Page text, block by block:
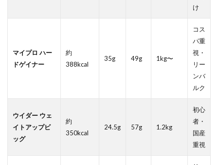
け
マイプロ ハー
ドゲイナー
約
388kcal
35g 49g 1kg〜
コス
パ重
視・
リー
ンバ
ルク
ウイダー ウェ
イトアップビ
ッグ
約
350kcal
24.5g 57g 1.2kg
初心
者・
国産
重視